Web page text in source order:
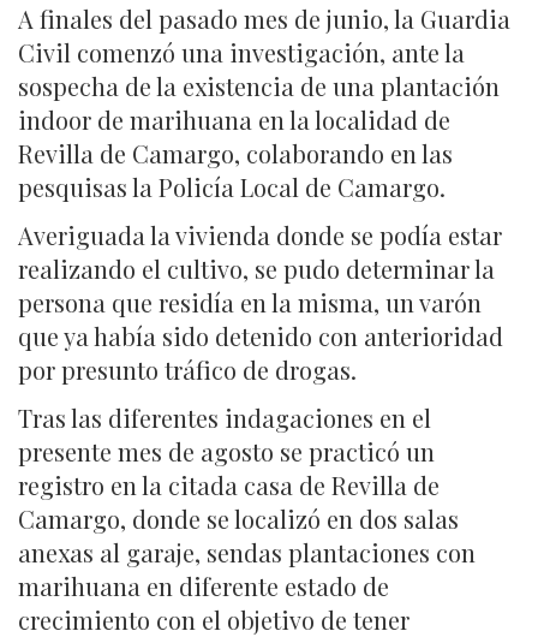
A finales del pasado mes de junio, la Guardia
Civil comenzó una investigación, ante la
sospecha de la existencia de una plantación
indoor de marihuana en la localidad de
Revilla de Camargo, colaborando en las
pesquisas la Policía Local de Camargo.
Averiguada la vivienda donde se podía estar
realizando el cultivo, se pudo determinar la
persona que residía en la misma, un varón
que ya había sido detenido con anterioridad
por presunto tráfico de drogas.
Tras las diferentes indagaciones en el
presente mes de agosto se practicó un
registro en la citada casa de Revilla de
Camargo, donde se localizó en dos salas
anexas al garaje, sendas plantaciones con
marihuana en diferente estado de
crecimiento con el objetivo de tener